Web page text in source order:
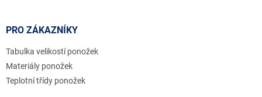
PRO ZÁKAZNÍKY
Tabulka velikostí ponožek
Materiály ponožek
Teplotní třídy ponožek